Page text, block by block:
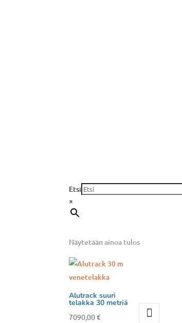
Etsi
×
Näytetään ainoa tulos
Alutrack suuri
telakka 30 metriä
7090,00€